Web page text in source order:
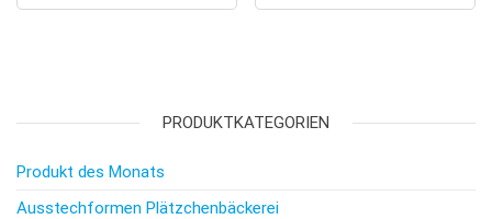
PRODUKTKATEGORIEN
Produkt des Monats
Ausstechformen Plätzchenbäckerei